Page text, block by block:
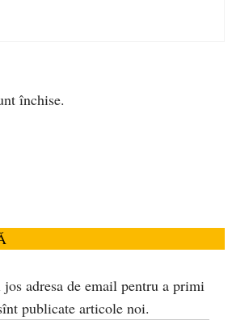
închise.
adresa de email pentru a primi
publicate articole noi.